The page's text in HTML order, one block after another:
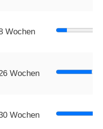
Wochen
Wochen
Wochen